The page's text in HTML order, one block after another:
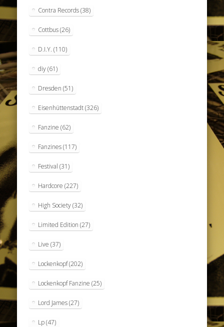
Contra Records(38)
Cottbus(26)
D.I.Y. (110)
diy(61)
Dresden (51)
Eisenhüttenstadt(326)
Fanzine (62)
Fanzines(117)
Festival (31)
Hardcore (227)
High Society(32)
Limited Edition (27)
Live (37)
Lockenkopf(202)
Lockenkopf Fanzine (25)
Lord James(27)
Lp(47)